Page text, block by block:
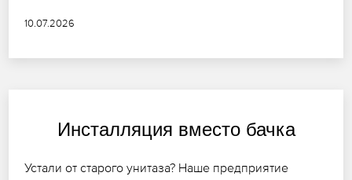
10.07.2026
Инсталляция вместо бачка
Устали от старого унитаза? Наше предприятие